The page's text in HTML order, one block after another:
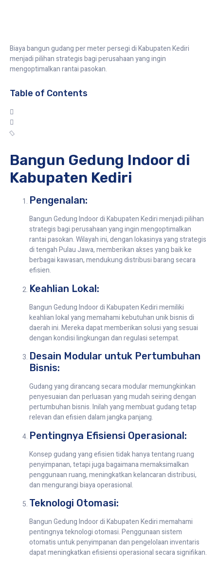
Biaya bangun gudang per meter persegi di Kabupaten Kediri
menjadi pilihan strategis bagi perusahaan yang ingin
mengoptimalkan rantai pasokan.
Table of Contents
Bangun Gedung Indoor di
Kabupaten Kediri
Pengenalan:
Bangun Gedung Indoor di Kabupaten Kediri menjadi pilihan
strategis bagi perusahaan yang ingin mengoptimalkan
rantai pasokan. Wilayah ini, dengan lokasinya yang strategis
di tengah Pulau Jawa, memberikan akses yang baik ke
berbagai kawasan, mendukung distribusi barang secara
efisien.
Keahlian Lokal:
Bangun Gedung Indoor di Kabupaten Kediri memiliki
keahlian lokal yang memahami kebutuhan unik bisnis di
daerah ini. Mereka dapat memberikan solusi yang sesuai
dengan kondisi lingkungan dan regulasi setempat.
Desain Modular untuk Pertumbuhan
Bisnis:
Gudang yang dirancang secara modular memungkinkan
penyesuaian dan perluasan yang mudah seiring dengan
pertumbuhan bisnis. Inilah yang membuat gudang tetap
relevan dan efisien dalam jangka panjang.
Pentingnya Efisiensi Operasional:
Konsep gudang yang efisien tidak hanya tentang ruang
penyimpanan, tetapi juga bagaimana memaksimalkan
penggunaan ruang, meningkatkan kelancaran distribusi,
dan mengurangi biaya operasional.
Teknologi Otomasi:
Bangun Gedung Indoor di Kabupaten Kediri memahami
pentingnya teknologi otomasi. Penggunaan sistem
otomatis untuk penyimpanan dan pengelolaan inventaris
dapat meningkatkan efisiensi operasional secara signifikan.